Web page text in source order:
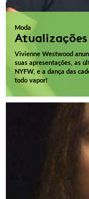
Moda
Vivienne Westwood
suas apresentações, as
NYFW, e a dança das
todo vapor!